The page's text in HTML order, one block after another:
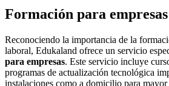
Formación para empresas
Reconociendo la importancia de la
laboral, Edukaland ofrece un servicio
para empresas. Este servicio incluye
programas de actualización tecnológica
instalaciones como a domicilio para